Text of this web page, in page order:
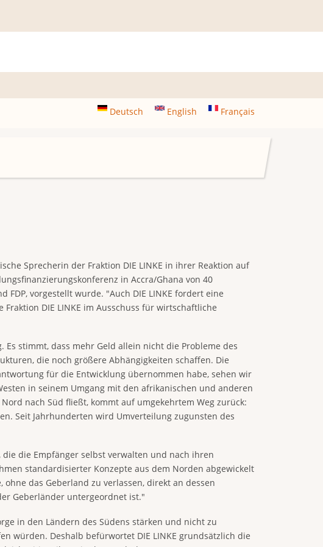
Deutsch English Français
Sprecherin der Fraktion DIE LINKE in ihrer Reaktion auf
in Accra/Ghana von 40
vorgestellt wurde. "Auch DIE LINKE fordert eine
DIE LINKE im Ausschuss für wirtschaftliche
stimmt, dass mehr Geld allein nicht die Probleme des
die noch größere Abhängigkeiten schaffen. Die
für die Entwicklung übernommen habe, sehen wir
in seinem Umgang mit den afrikanischen und anderen
nach Süd fließt, kommt auf umgekehrtem Weg zurück:
Seit Jahrhunderten wird Umverteilung zugunsten des
die Empfänger selbst verwalten und nach ihren
standardisierter Konzepte aus dem Norden abgewickelt
das Geberland zu verlassen, direkt an dessen
Geberländer untergeordnet ist."
in den Ländern des Südens stärken und nicht zu
würden. Deshalb befürwortet DIE LINKE grundsätzlich die